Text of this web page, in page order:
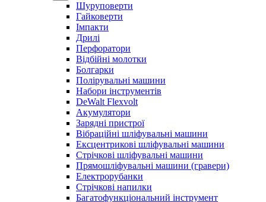
Шуруповерти
Гайковерти
Імпакти
Дрилі
Перфоратори
Відбійні молотки
Болгарки
Полірувальні машини
Набори інструментів
DeWalt Flexvolt
Акумулятори
Зарядні пристрої
Вібраційні шліфувальні машини
Ексцентрикові шліфувальні машини
Стрічкові шліфувальні машини
Прямошліфувальні машини (гравери)
Електрорубанки
Стрічкові напилки
Багатофункціональний інструмент